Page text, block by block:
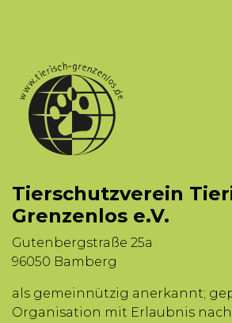
Tierschutzverein
Grenzenlos e.V.
Gutenbergstraße 25a
96050 Bamberg
als gemeinnützig anerkannt;
Organisation mit Erlaubnis nach §